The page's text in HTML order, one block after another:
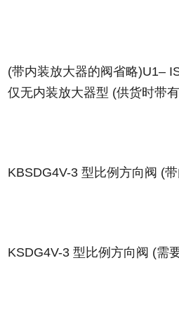
(带内装放大器的阀省略)U1–
仅无内装放大器型 (供货时带
KBSDG4V-3 型比例方向阀 (
KSDG4V-3 型比例方向阀 (需